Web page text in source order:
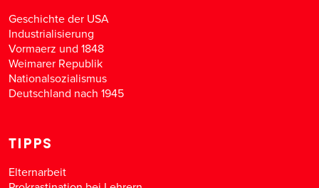
Geschichte der USA
Industrialisierung
Vormaerz und 1848
Weimarer Republik
Nationalsozialismus
Deutschland nach 1945
TIPPS
Elternarbeit